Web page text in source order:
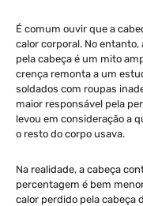
É comum ouvir que a
calor corporal. No entanto,
pela cabeça é um mito
crença remonta a um
soldados com roupas
maior responsável pela
levou em consideração a
o resto do corpo usava.
Na realidade, a cabeça
percentagem é bem
calor perdido pela cabeça